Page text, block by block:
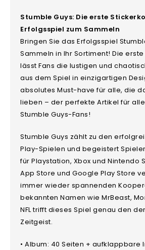
Stumble Guys: Die erste
Erfolgsspiel zum Sammeln
Bringen Sie das Erfolgsspiel
Sammeln in Ihr Sortiment! Die
lässt Fans die lustigen und
aus dem Spiel in einzigartigen
absolutes Must-have für alle, die
lieben – der perfekte Artikel für
Stumble Guys-Fans!
Stumble Guys zählt zu den
Play-Spielen und begeistert
für Playstation, Xbox und Nintendo
App Store und Google Play Store
immer wieder spannenden
bekannten Namen wie MrBeast,
NFL trifft dieses Spiel genau den
Zeitgeist.
• Album: 40 Seiten + aufklappbare